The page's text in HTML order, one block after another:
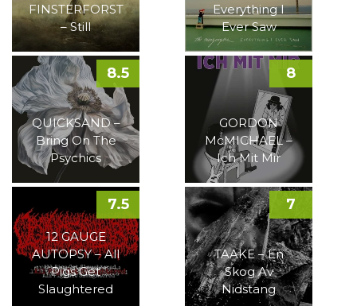
FINSTERFORST
– Still
Everything I
Ever Saw
QUICKSAND –
Bring On The
Psychics
8.5
GORDON
McMICHAEL –
Ich Mit Mir
8
12 GAUGE
AUTOPSY – All
Pigs Get
Slaughtered
7.5
TAAKE – En
Skog Av
Nidstang
7